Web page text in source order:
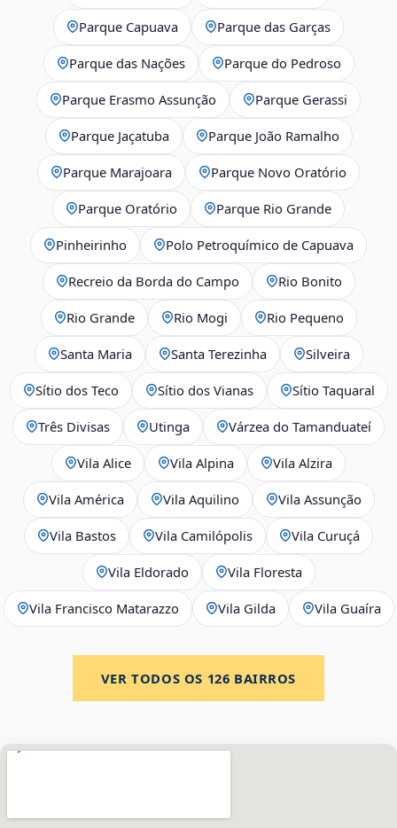
Parque Capuava Parque das Garças
Parque das Nações Parque do Pedroso
Parque Erasmo Assunção Parque Gerassi
Parque Jaçatuba Parque João Ramalho
Parque Marajoara Parque Novo Oratório
Parque Oratório Parque Rio Grande
Pinheirinho Polo Petroquímico de Capuava
Recreio da Borda do Campo Rio Bonito
Rio Grande Rio Mogi Rio Pequeno
Santa Maria Santa Terezinha Silveira
Sítio dos Teco Sítio dos Vianas Sítio Taquaral
Três Divisas Utinga Várzea do Tamanduateí
Vila Alice Vila Alpina Vila Alzira
Vila América Vila Aquilino Vila Assunção
Vila Bastos Vila Camilópolis Vila Curuçá
Vila Eldorado Vila Floresta
Vila Francisco Matarazzo Vila Gilda Vila Guaíra
VER TODOS OS 126 BAIRROS